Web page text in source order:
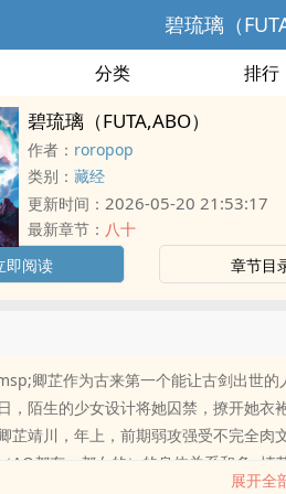
碧琉璃（
分类 排行
碧琉璃（FUTA,ABO）
作者： roropop
类别： 藏经
更新时间： 2026-05-20 21:53:17
最新章节： 八十
即阅读
章节目
卿芷作为古来第一个能让古剑出世
，陌生的少女设计将她囚禁，撩开她衣
芷靖川，年上，前期弱攻强受不完全
AO都有，都女的）的身体关系和多p
展开全